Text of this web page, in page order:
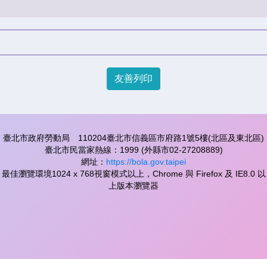
友善列印
臺北市政府勞動局 110204臺北市信義區市府路1號5樓(北區及東北區)
臺北市民當家熱線：1999 (外縣市02-27208889)
網址： https://bola.gov.taipei
最佳瀏覽環境1024 x 768視窗模式以上，Chrome 與 Firefox 及 IE8.0 以
上版本瀏覽器